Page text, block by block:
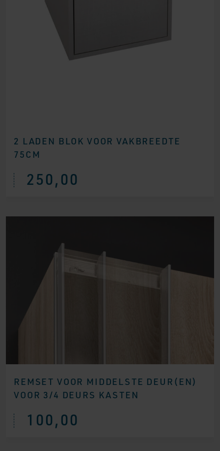
2 LADEN BLOK VOOR VAKBREEDTE
75CM
250,00
REMSET VOOR MIDDELSTE DEUR(EN)
VOOR 3/4 DEURS KASTEN
100,00